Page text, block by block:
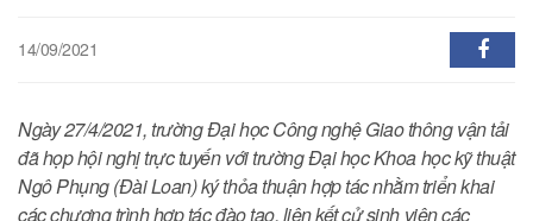
14/09/2021
Ngày 27/4/2021, trường Đại học Công nghệ Giao thông vận tải
đã họp hội nghị trực tuyến với trường Đại học Khoa học kỹ thuật
Ngô Phụng (Đài Loan) ký thỏa thuận hợp tác nhằm triển khai
các chương trình hợp tác đào tạo, liên kết cử sinh viên các